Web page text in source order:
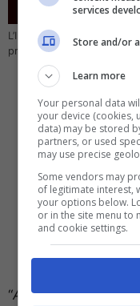
L’Intelligenza Artificiale
proprio assistente
“Abbiamo integrato
services
Store and/or
Learn more
Your personal data
your device (cookies,
data) may be stored
partners, or used
may use precise
Some vendors may
of legitimate interest,
your options below.
or in the site menu to
and cookie settings.